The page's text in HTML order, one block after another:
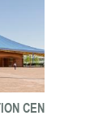
CENTER